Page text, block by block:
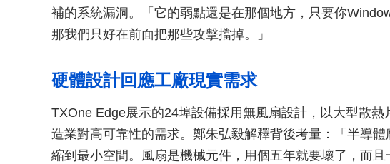
補的系統漏洞。「它的弱點還是在那個地方，只要你
那我們只好在前面把那些攻擊擋掉。」
硬體設計回應工廠現實需求
TXOne Edge展示的24埠設備採用無風扇設計，以大型散
造業對高可靠性的需求。鄭朱弘毅解釋背後考量：「半導
縮到最小空間。風扇是機械元件，用個五年就要壞了，而且